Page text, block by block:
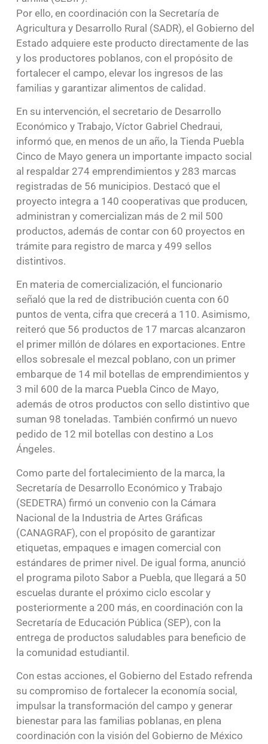
Por ello, en coordinación con la Secretaría de
Agricultura y Desarrollo Rural (SADR), el Gobierno del
Estado adquiere este producto directamente de las
y los productores poblanos, con el propósito de
fortalecer el campo, elevar los ingresos de las
familias y garantizar alimentos de calidad.
En su intervención, el secretario de Desarrollo
Económico y Trabajo, Víctor Gabriel Chedraui,
informó que, en menos de un año, la Tienda Puebla
Cinco de Mayo genera un importante impacto social
al respaldar 274 emprendimientos y 283 marcas
registradas de 56 municipios. Destacó que el
proyecto integra a 140 cooperativas que producen,
administran y comercializan más de 2 mil 500
productos, además de contar con 60 proyectos en
trámite para registro de marca y 499 sellos
distintivos.
En materia de comercialización, el funcionario
señaló que la red de distribución cuenta con 60
puntos de venta, cifra que crecerá a 110. Asimismo,
reiteró que 56 productos de 17 marcas alcanzaron
el primer millón de dólares en exportaciones. Entre
ellos sobresale el mezcal poblano, con un primer
embarque de 14 mil botellas de emprendimientos y
3 mil 600 de la marca Puebla Cinco de Mayo,
además de otros productos con sello distintivo que
suman 98 toneladas. También confirmó un nuevo
pedido de 12 mil botellas con destino a Los
Ángeles.
Como parte del fortalecimiento de la marca, la
Secretaría de Desarrollo Económico y Trabajo
(SEDETRA) firmó un convenio con la Cámara
Nacional de la Industria de Artes Gráficas
(CANAGRAF), con el propósito de garantizar
etiquetas, empaques e imagen comercial con
estándares de primer nivel. De igual forma, anunció
el programa piloto Sabor a Puebla, que llegará a 50
escuelas durante el próximo ciclo escolar y
posteriormente a 200 más, en coordinación con la
Secretaría de Educación Pública (SEP), con la
entrega de productos saludables para beneficio de
la comunidad estudiantil.
Con estas acciones, el Gobierno del Estado refrenda
su compromiso de fortalecer la economía social,
impulsar la transformación del campo y generar
bienestar para las familias poblanas, en plena
coordinación con la visión del Gobierno de México